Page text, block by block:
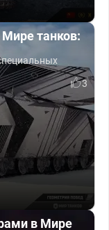
Мире танков:
3
в Мире